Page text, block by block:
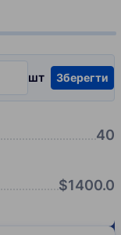
шт Зберегти
40
$1400.0